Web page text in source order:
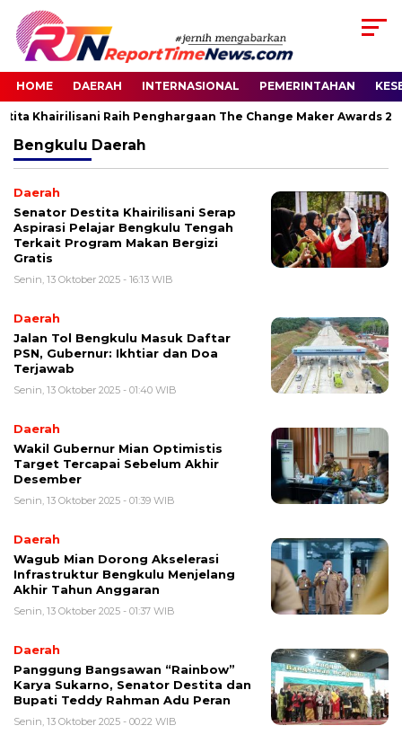
HOME DAERAH INTERNASIONAL PEMERINTAHAN
Khairilisani Raih Penghargaan The Change Maker Awards
Bengkulu Daerah
Daerah
Senator Destita Khairilisani Serap
Aspirasi Pelajar Bengkulu Tengah
Terkait Program Makan Bergizi
Gratis
Senin, 13 Oktober 2025 - 16:13 WIB
Daerah
Jalan Tol Bengkulu Masuk Daftar
PSN, Gubernur: Ikhtiar dan Doa
Terjawab
Senin, 13 Oktober 2025 - 01:40 WIB
Daerah
Wakil Gubernur Mian Optimistis
Target Tercapai Sebelum Akhir
Desember
Senin, 13 Oktober 2025 - 01:39 WIB
Daerah
Wagub Mian Dorong Akselerasi
Infrastruktur Bengkulu Menjelang
Akhir Tahun Anggaran
Senin, 13 Oktober 2025 - 01:37 WIB
Daerah
Panggung Bangsawan “Rainbow”
Karya Sukarno, Senator Destita dan
Bupati Teddy Rahman Adu Peran
Senin, 13 Oktober 2025 - 00:22 WIB